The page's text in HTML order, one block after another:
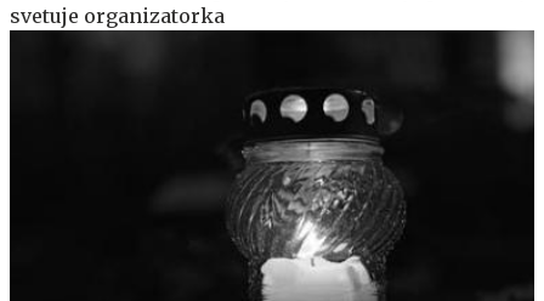
svetuje organizatorka